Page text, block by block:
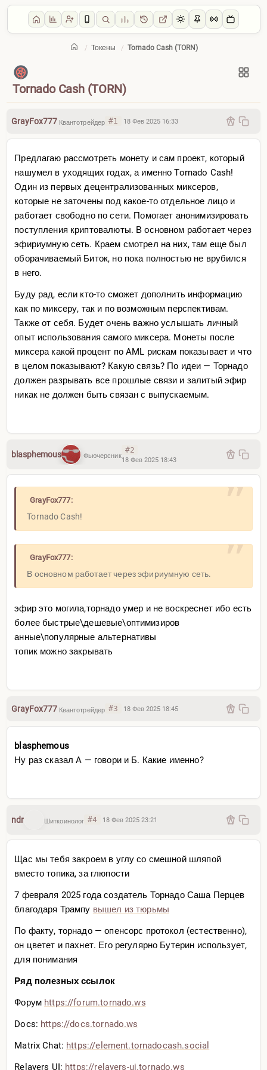
/ Токены / Tornado Cash (TORN)
Главная
Tornado Cash (TORN)
GrayFox777 Квантотрейдер #1 18 Фев 2025 16:33
Предлагаю рассмотреть монету и сам проект, который
нашумел в уходящих годах, а именно Tornado Cash!
Один из первых децентрализованных миксеров,
которые не заточены под какое-то отдельное лицо и
работает свободно по сети. Помогает анонимизировать
поступления криптовалюты. В основном работает через
эфириумную сеть. Краем смотрел на них, там еще был
оборачиваемый Биток, но пока полностью не врубился
в него.
Буду рад, если кто-то сможет дополнить информацию
как по миксеру, так и по возможным перспективам.
Также от себя. Будет очень важно услышать личный
опыт использования самого миксера. Монеты после
миксера какой процент по AML рискам показывает и что
в целом показывают? Какую связь? По идеи — Торнадо
должен разрывать все прошлые связи и залитый эфир
никак не должен быть связан с выпускаемым.
blasphemous Фьючерсник
#2
18 Фев 2025 18:43
GrayFox777:
Tornado Cash!
GrayFox777:
В основном работает через эфириумную сеть.
эфир это могила,торнадо умер и не воскреснет ибо есть
более быстрые\дешевые\оптимизиров
анные\популярные альтернативы
топик можно закрывать
GrayFox777 Квантотрейдер #3 18 Фев 2025 18:45
blasphemous
Ну раз сказал A — говори и Б. Какие именно?
ndr Шиткоинолог #4 18 Фев 2025 23:21
Щас мы тебя закроем в углу со смешной шляпой
вместо топика, за глюпости
7 февраля 2025 года создатель Торнадо Саша Перцев
благодаря Трампу вышел из тюрьмы
По факту, торнадо — опенсорс протокол (естественно),
он цветет и пахнет. Его регулярно Бутерин использует,
для понимания
Ряд полезных ссылок
Форум https://forum.tornado.ws
Docs: https://docs.tornado.ws
Matrix Chat: https://element.tornadocash.social
Relayers UI: https://relayers-ui.tornado.ws